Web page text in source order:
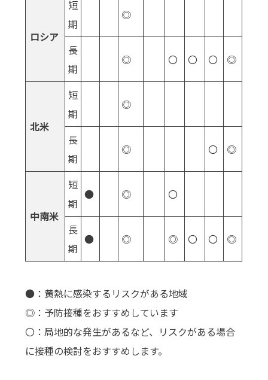
ロシア
短
期
◎
長
期
◎ 〇 〇 〇 ◎
北米
短
期
◎
長
期
◎ 〇 ◎
中南米
短
期
● ◎ 〇
長
期
● ◎ ◎ 〇 〇 ◎
●：黄熱に感染するリスクがある地域
◎：予防接種をおすすめしています
〇：局地的な発生があるなど、リスクがある場合
に接種の検討をおすすめします。